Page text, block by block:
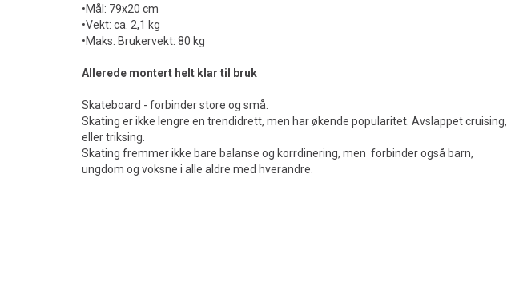
•Mål: 79x20 cm
•Vekt: ca. 2,1 kg
•Maks. Brukervekt: 80 kg
Allerede montert helt klar til bruk
Skateboard - forbinder store og små.
Skating er ikke lengre en trendidrett, men har økende popularitet. Avslappet cruising,
eller triksing.
Skating fremmer ikke bare balanse og korrdinering, men forbinder også barn,
ungdom og voksne i alle aldre med hverandre.